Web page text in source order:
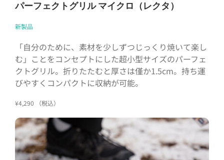
パーフェクトグリル マイクロ（レクタ）
新製品
「自分のために、素材を少しずつじっくり焼いて楽し
む」ことをコンセプトにした超小型サイズのパーフェ
クトグリル。折りたたむと厚さは僅か1.5cm。持ち運
びやすくコンパクトに収納が可能。
¥4,290 （税込）